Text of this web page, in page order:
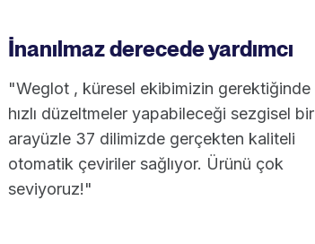
İnanılmaz derecede yardımcı
"Weglot , küresel ekibimizin gerektiğinde
hızlı düzeltmeler yapabileceği sezgisel bir
arayüzle 37 dilimizde gerçekten kaliteli
otomatik çeviriler sağlıyor. Ürünü çok
seviyoruz!"